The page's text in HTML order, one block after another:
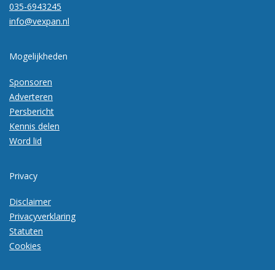
035-6943245
info@vexpan.nl
Mogelijkheden
Sponsoren
Adverteren
Persbericht
Kennis delen
Word lid
Privacy
Disclaimer
Privacyverklaring
Statuten
Cookies